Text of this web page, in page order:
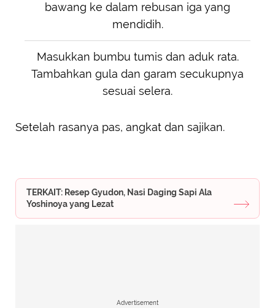
bawang ke dalam rebusan iga yang
mendidih.
Masukkan bumbu tumis dan aduk rata.
Tambahkan gula dan garam secukupnya
sesuai selera.
Setelah rasanya pas, angkat dan sajikan.
TERKAIT: Resep Gyudon, Nasi Daging Sapi Ala
Yoshinoya yang Lezat
Advertisement